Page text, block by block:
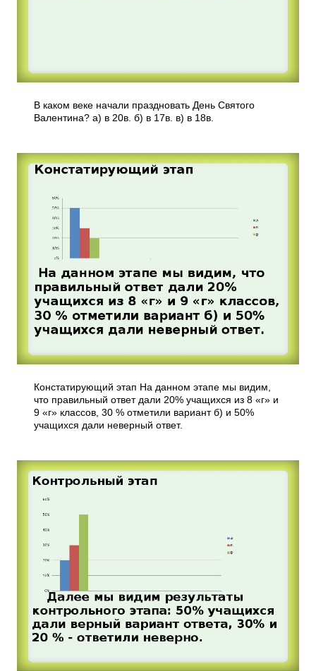
В каком веке начали праздновать День Святого
Валентина? а) в 20в. б) в 17в. в) в 18в.
Констатирующий этап На данном этапе мы видим,
что правильный ответ дали 20% учащихся из 8 «г» и
9 «г» классов, 30 % отметили вариант б) и 50%
учащихся дали неверный ответ.